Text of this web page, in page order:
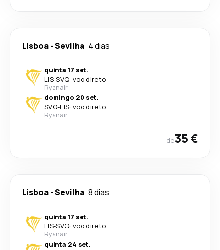
Lisboa-Sevilha 4 dias
quinta 17 set.
LIS-SVQ· voo direto
Ryanair
domingo 20 set.
SVQ-LIS· voo direto
Ryanair
de35 €
Lisboa-Sevilha 8 dias
quinta 17 set.
LIS-SVQ· voo direto
Ryanair
quinta 24 set.